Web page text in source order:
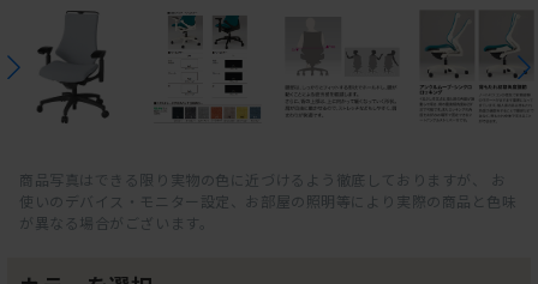
商品写真はできる限り実物の色に近づけるよう徹底しておりますが、 お
使いのデバイス・モニター設定、お部屋の照明等により実際の商品と色味
が異なる場合がございます。